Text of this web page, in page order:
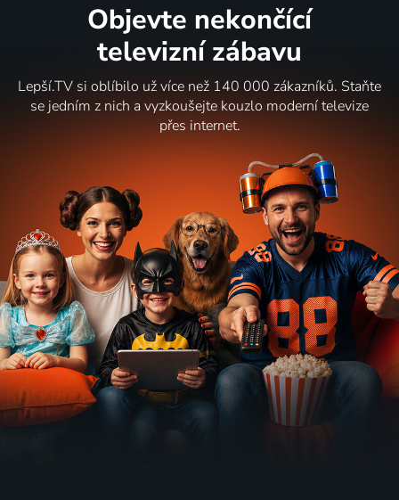
Objevte nekončící
televizní zábavu
Lepší.TV si oblíbilo už více než 140 000 zákazníků. Staňte
se jedním z nich a vyzkoušejte kouzlo moderní televize
přes internet.